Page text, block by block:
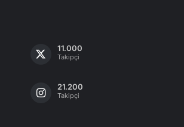
11.000
Takipçi
21.200
Takipçi